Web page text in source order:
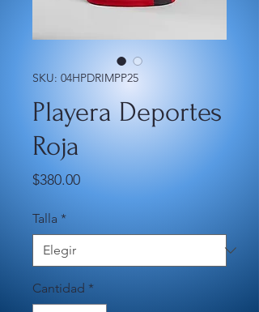
SKU: 04HPDRIMPP25
Playera Deportes
Roja
$380.00Precio
Talla *
Cantidad *